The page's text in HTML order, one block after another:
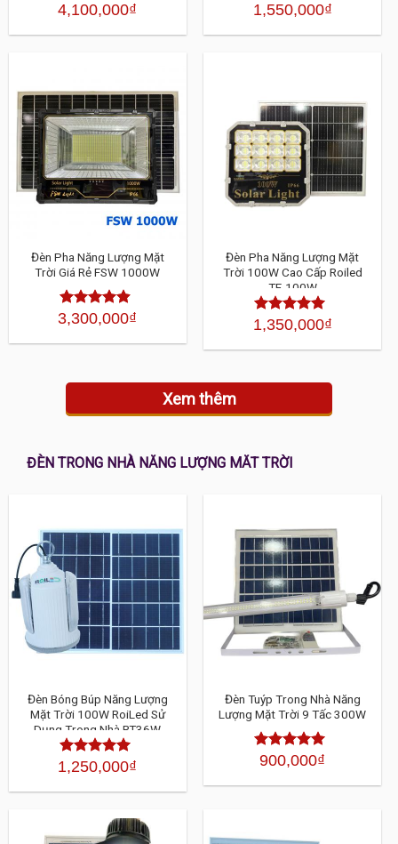
Được
hạng
4,100,000₫
Được
hạng
1,550,000₫
Đèn Pha Năng Lượng Mặt
Trời Giá Rẻ FSW 1000W
Được xếp
5 sao
3,300,000₫
Đèn Pha Năng Lượng Mặt
Trời 100W Cao Cấp Roiled
TF-100W
Được xếp
sao
1,350,000₫
Xem thêm
ĐÈN TRONG NHÀ NĂNG LƯỢNG MĂT TRỜI
Đèn Bóng Búp Năng Lượng
Mặt Trời 100W RoiLed Sử
Dụng Trong Nhà RT36W
Được xếp
5 sao
1,250,000₫
Đèn Tuýp Trong Nhà Năng
Lượng Mặt Trời 9 Tấc 300W
Được xếp
sao
900,000₫